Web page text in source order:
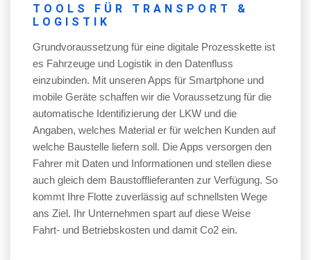
TOOLS FÜR TRANSPORT &
LOGISTIK
Grundvoraussetzung für eine digitale Prozesskette ist
es Fahrzeuge und Logistik in den Datenfluss
einzubinden. Mit unseren Apps für Smartphone und
mobile Geräte schaffen wir die Voraussetzung für die
automatische Identifizierung der LKW und die
Angaben, welches Material er für welchen Kunden auf
welche Baustelle liefern soll. Die Apps versorgen den
Fahrer mit Daten und Informationen und stellen diese
auch gleich dem Baustofflieferanten zur Verfügung. So
kommt Ihre Flotte zuverlässig auf schnellsten Wege
ans Ziel. Ihr Unternehmen spart auf diese Weise
Fahrt- und Betriebskosten und damit Co2 ein.